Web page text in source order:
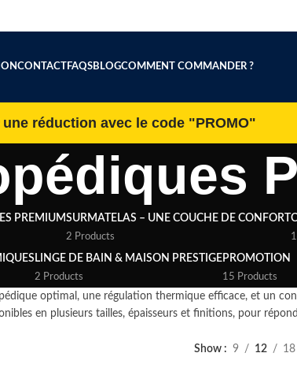
CONTACTFAQSBLOGCOMMENT COMMANDER ?
réduction avec le code "PROMO"
PREMIUMSURMATELAS – UNE COUCHE DE CONFORT
2 Products
LINGE DE BAIN & MAISON PRESTIGE
2 Products
PROMOTION
15 Products
optimal, une régulation thermique efficace, et un
en plusieurs tailles, épaisseurs et finitions, pour
Show 9 12 18